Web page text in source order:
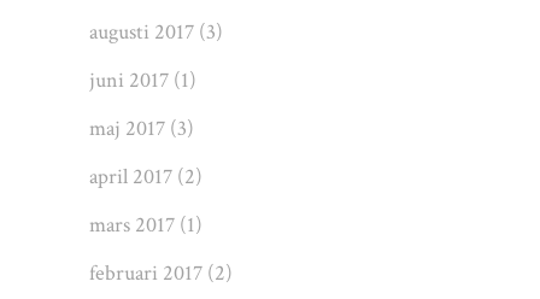
augusti 2017 (3)
juni 2017 (1)
maj 2017 (3)
april 2017 (2)
mars 2017 (1)
februari 2017 (2)